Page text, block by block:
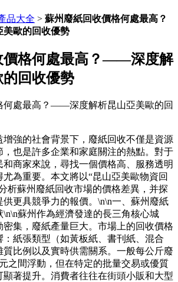
品大全 > 蘇州廢紙回收價格何處最高？
歐的回收優勢
價格何處最高？——深度解
回收優勢
增強的社會背景下，廢紙回收不僅是資源
，也是許多企業和家庭關注的熱點。對于
商家來說，尋找一個價格高、服務透明
為重要。本文將以“昆山亞美歐物資回
析蘇州廢紙回收市場的價格差異，并探
更具競爭力的報價。\n\n一、蘇州廢紙
\n\n蘇州作為經濟發達的長三角核心城
集，廢紙產量巨大。市場上的回收價格
紙張類型（如黃板紙、書刊紙、混合
比例以及實時供需關系。一般每公斤廢
之間浮動，但在特定的批量交易或優質
顯著提升。消費者往往在街頭小販和大型